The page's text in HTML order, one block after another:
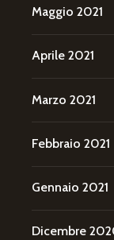
Maggio 2021
Aprile 2021
Marzo 2021
Febbraio 2021
Gennaio 2021
Dicembre